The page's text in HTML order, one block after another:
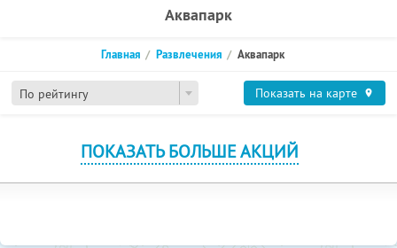
Аквапарк
По рейтингу
Главная Развлечения Аквапарк
Показать на карте
ПОКАЗАТЬ БОЛЬШЕ АКЦИЙ